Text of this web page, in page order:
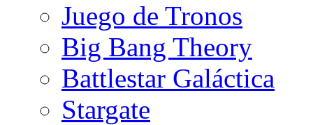
Juego de Tronos
Big Bang Theory
Battlestar Galáctica
Stargate